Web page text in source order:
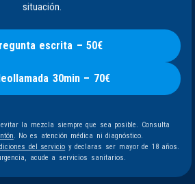
situación.
escrita – 50€
30min – 70€
la mezcla siempre que sea posible. Consulta
. No es atención médica ni diagnóstico.
del servicio y declaras ser mayor de 18 años.
acude a servicios sanitarios.